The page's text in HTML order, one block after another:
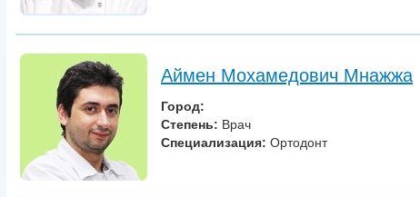
Аймен Мохамедович Мнажжа
Город:
Степень: Врач
Специализация: Ортодонт